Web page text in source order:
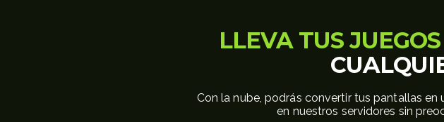
LLEVA TUS
Con la nube, podrás convertir tus pantallas
en nuestros servidores sin